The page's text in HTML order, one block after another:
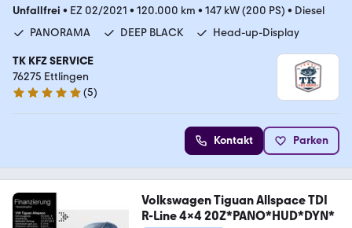
Unfallfrei • EZ 02/2021 • 120.000 km • 147 kW (200 PS) • Diesel
PANORAMA
DEEP BLACK Head-up-Display
TK KFZ SERVICE
76275 Ettlingen
4.9 Sterne
(5)
Kontakt Parken
Volkswagen Tiguan Allspace TDI
R-Line 4x4 20Z*PANO*HUD*DYN*